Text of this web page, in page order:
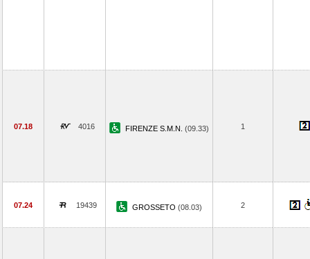
07.18 4016 FIRENZE S.M.N. (09.33) 1
07.24 19439 GROSSETO (08.03) 2